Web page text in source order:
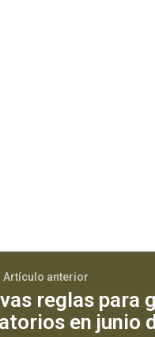
Artículo anterior
reglas para
en junio